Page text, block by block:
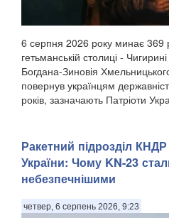
6 серпня 2026 року минає 369
гетьманській столиці -
Богдана-Зиновія
повернув українцям
років, зазначають Патріоти
Ракетний підрозділ
України: Чому KN-23
небезпечнішими
четвер, 6 серпень 2026, 9:23